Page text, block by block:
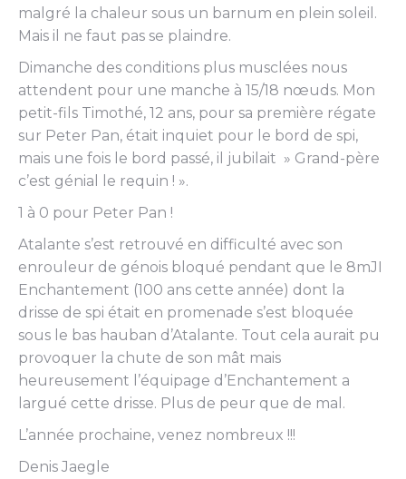
malgré la chaleur sous un barnum en plein soleil.
Mais il ne faut pas se plaindre.
Dimanche des conditions plus musclées nous
attendent pour une manche à 15/18 nœuds. Mon
petit-fils Timothé, 12 ans, pour sa première régate
sur Peter Pan, était inquiet pour le bord de spi,
mais une fois le bord passé, il jubilait » Grand-père
c’est génial le requin ! ».
1 à 0 pour Peter Pan !
Atalante s’est retrouvé en difficulté avec son
enrouleur de génois bloqué pendant que le 8mJI
Enchantement (100 ans cette année) dont la
drisse de spi était en promenade s’est bloquée
sous le bas hauban d’Atalante. Tout cela aurait pu
provoquer la chute de son mât mais
heureusement l’équipage d’Enchantement a
largué cette drisse. Plus de peur que de mal.
L’année prochaine, venez nombreux !!!
Denis Jaegle